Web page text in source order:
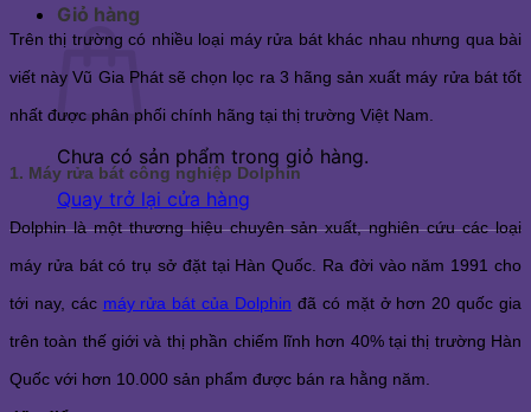
Giỏ hàng
Chưa có sản phẩm trong giỏ hàng.
Quay trở lại cửa hàng
Trên thị trường có nhiều loại máy rửa bát khác nhau nhưng qua bài
viết này Vũ Gia Phát sẽ chọn lọc ra 3 hãng sản xuất máy rửa bát tốt
nhất được phân phối chính hãng tại thị trường Việt Nam.
1. Máy rửa bát công nghiệp Dolphin
Dolphin là một thương hiệu chuyên sản xuất, nghiên cứu các loại
máy rửa bát có trụ sở đặt tại Hàn Quốc. Ra đời vào năm 1991 cho
tới nay, các máy rửa bát của Dolphin đã có mặt ở hơn 20 quốc gia
trên toàn thế giới và thị phần chiếm lĩnh hơn 40% tại thị trường Hàn
Quốc với hơn 10.000 sản phẩm được bán ra hằng năm.